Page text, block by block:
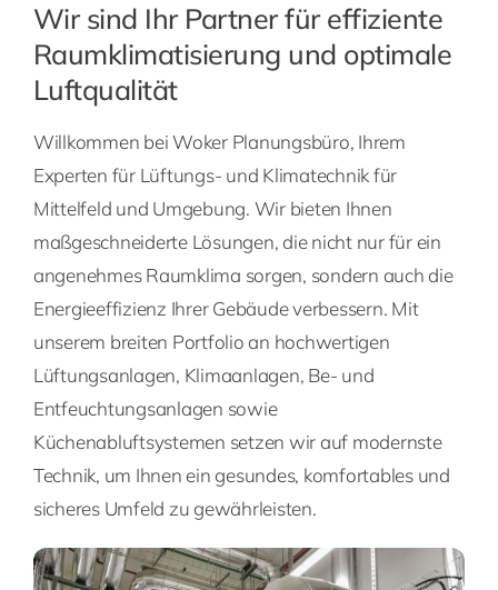
Wir sind Ihr Partner für effiziente
Raumklimatisierung und optimale
Luftqualität
Willkommen bei Woker Planungsbüro, Ihrem
Experten für Lüftungs- und Klimatechnik für
Mittelfeld und Umgebung. Wir bieten Ihnen
maßgeschneiderte Lösungen, die nicht nur für ein
angenehmes Raumklima sorgen, sondern auch die
Energieeffizienz Ihrer Gebäude verbessern. Mit
unserem breiten Portfolio an hochwertigen
Lüftungsanlagen, Klimaanlagen, Be- und
Entfeuchtungsanlagen sowie
Küchenabluftsystemen setzen wir auf modernste
Technik, um Ihnen ein gesundes, komfortables und
sicheres Umfeld zu gewährleisten.